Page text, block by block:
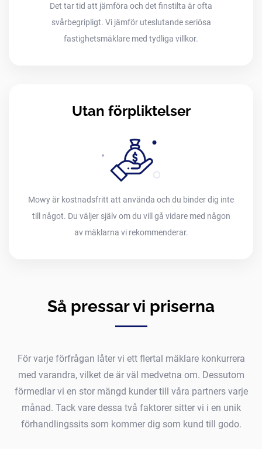
Det tar tid att jämföra och det finstilta är ofta
svårbegripligt. Vi jämför uteslutande seriösa
fastighetsmäklare med tydliga villkor.
Utan förpliktelser
Mowy är kostnadsfritt att använda och du binder dig inte
till något. Du väljer själv om du vill gå vidare med någon
av mäklarna vi rekommenderar.
Så pressar vi priserna
För varje förfrågan låter vi ett flertal mäklare konkurrera
med varandra, vilket de är väl medvetna om. Dessutom
förmedlar vi en stor mängd kunder till våra partners varje
månad. Tack vare dessa två faktorer sitter vi i en unik
förhandlingssits som kommer dig som kund till godo.